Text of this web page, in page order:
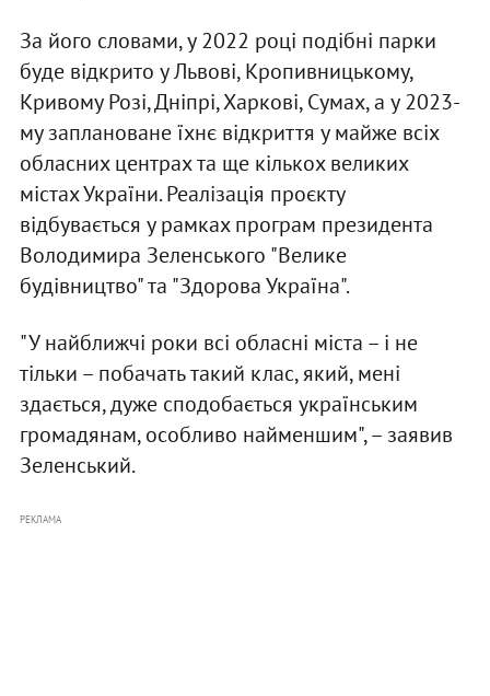
За його словами, у 2022 році подібні парки
буде відкрито у Львові, Кропивницькому,
Кривому Розі, Дніпрі, Харкові, Сумах, а у 2023-
му заплановане їхнє відкриття у майже всіх
обласних центрах та ще кількох великих
містах України. Реалізація проєкту
відбувається у рамках програм президента
Володимира Зеленського "Велике
будівництво" та "Здорова Україна".
"У найближчі роки всі обласні міста – і не
тільки – побачать такий клас, який, мені
здається, дуже сподобається українським
громадянам, особливо найменшим", – заявив
Зеленський.
РЕКЛАМА